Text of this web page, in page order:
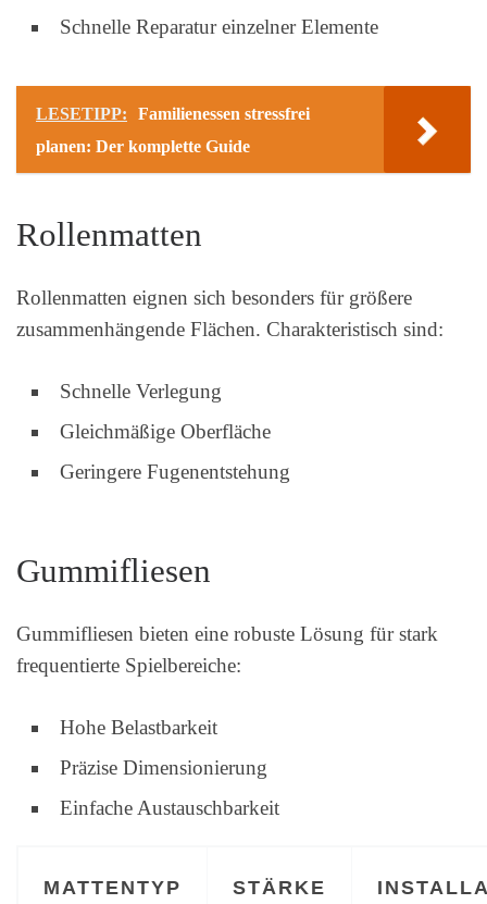
Schnelle Reparatur einzelner Elemente
LESETIPP:
Familienessen stressfrei
planen: Der komplette Guide
Rollenmatten
Rollenmatten eignen sich besonders für größere
zusammenhängende Flächen. Charakteristisch sind:
Schnelle Verlegung
Gleichmäßige Oberfläche
Geringere Fugenentstehung
Gummifliesen
Gummifliesen bieten eine robuste Lösung für stark
frequentierte Spielbereiche:
Hohe Belastbarkeit
Präzise Dimensionierung
Einfache Austauschbarkeit
MATTENTYP STÄRKE